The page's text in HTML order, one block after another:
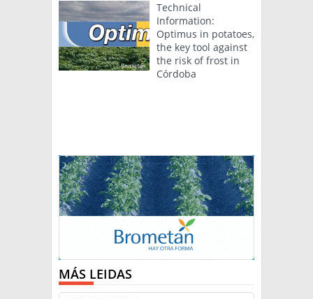
Technical
Information:
Optimus in potatoes,
the key tool against
the risk of frost in
Córdoba
MÁS LEIDAS